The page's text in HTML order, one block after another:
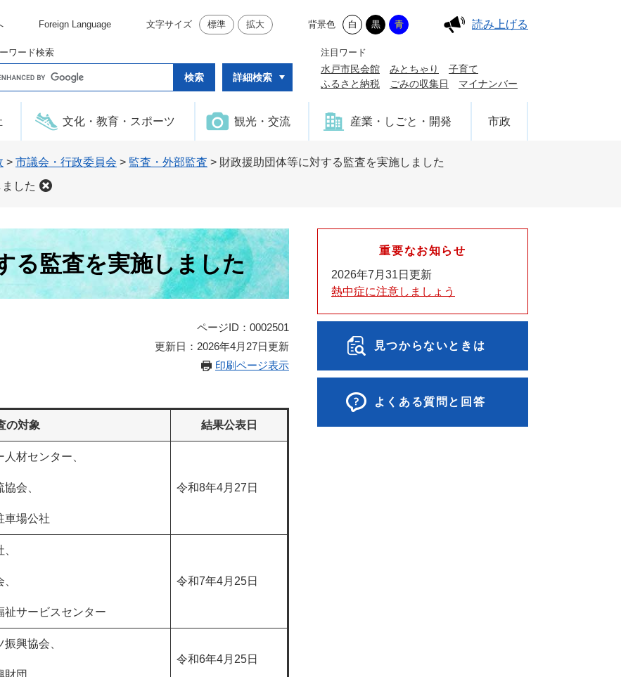
Foreign Language 文字サイズ 標準 拡大 背景色 白 黒 青 読み上げる
ワード検索
詳細検索
注目ワード
水戸市民会館 みとちゃり
子育て
ふるさと納税
ごみの収集日 マイナンバー
文化・教育・スポーツ 観光・交流 産業・しごと・開発 市政
> 市議会・行政委員会 > 監査・外部監査 > 財政援助団体等に対する監査を実施しました
した
る監査を実施しました
ページID：0002501
更新日：2026年4月27日更新
印刷ページ表示
の対象 結果公表日
材センター、
会、
車場公社
令和8年4月27日
祉サービスセンター
令和7年4月25日
興協会、
財団
令和6年4月25日
重要なお知らせ
2026年7月31日更新
熱中症に注意しましょう
見つからないときは
よくある質問と回答